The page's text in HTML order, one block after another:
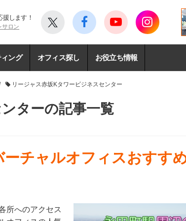
します！
サロン
ング オフィス探し お役立ち情報
リージャス赤坂Kタワービジネスセンター
ターの記事一覧
ーチャルオフィスおすす
所へのアクセス